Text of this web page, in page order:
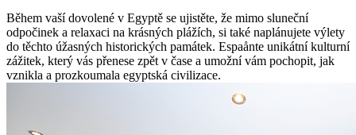
Během vaší dovolené v Egyptě se ujistěte, že mimo sluneční
odpočinek a relaxaci na krásných plážích, si také naplánujete výlety
do těchto úžasných historických památek. Espaånte unikátní kulturní
zážitek, který vás přenese zpět v čase a umožní vám pochopit, jak
vznikla a prozkoumala egyptská civilizace.